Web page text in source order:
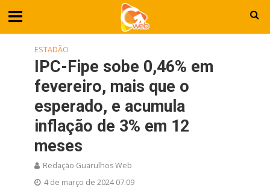
ESTADÃO
IPC-Fipe sobe 0,46% em
fevereiro, mais que o
esperado, e acumula
inflação de 3% em 12
meses
Redação Guarulhos Web
4 de março de 2024 07:09